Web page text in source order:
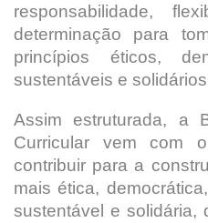
responsabilidade,
determinação para
princípios éticos,
sustentáveis e
Assim estruturada, a
Curricular vem com
contribuir para a
mais ética,
sustentável e solidária,